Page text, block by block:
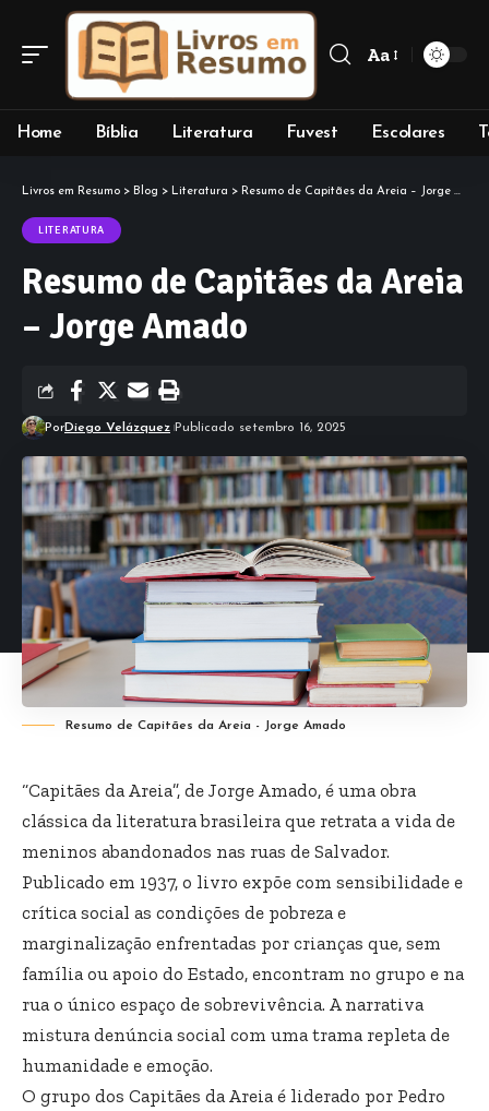
Font
Aa
Home Bíblia Literatura Fuvest Escolares
Livros em Resumo > Blog > Literatura > Resumo de Capitães da Areia – Jorge Amado
LITERATURA
Resumo de Capitães da Areia
– Jorge Amado
PorDiego Velázquez Publicado setembro 16, 2025
Resumo de Capitães da Areia - Jorge Amado
“Capitães da Areia”, de Jorge Amado, é uma obra
clássica da literatura brasileira que retrata a vida de
meninos abandonados nas ruas de Salvador.
Publicado em 1937, o livro expõe com sensibilidade e
crítica social as condições de pobreza e
marginalização enfrentadas por crianças que, sem
família ou apoio do Estado, encontram no grupo e na
rua o único espaço de sobrevivência. A narrativa
mistura denúncia social com uma trama repleta de
humanidade e emoção.
O grupo dos Capitães da Areia é liderado por Pedro